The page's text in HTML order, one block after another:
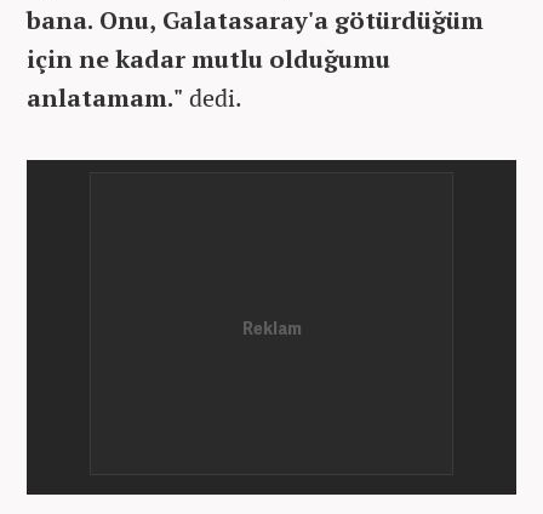
bana. Onu, Galatasaray'a götürdüğüm
için ne kadar mutlu olduğumu
anlatamam." dedi.